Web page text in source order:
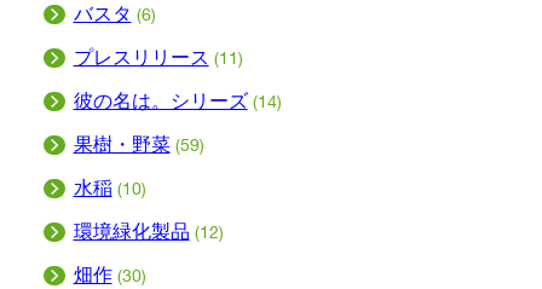
バスタ (6)
プレスリリース (11)
彼の名は。シリーズ (14)
果樹・野菜 (59)
水稲 (10)
環境緑化製品 (12)
畑作 (30)